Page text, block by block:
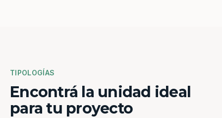
TIPOLOGÍAS
Encontrá la unidad ideal
para tu proyecto